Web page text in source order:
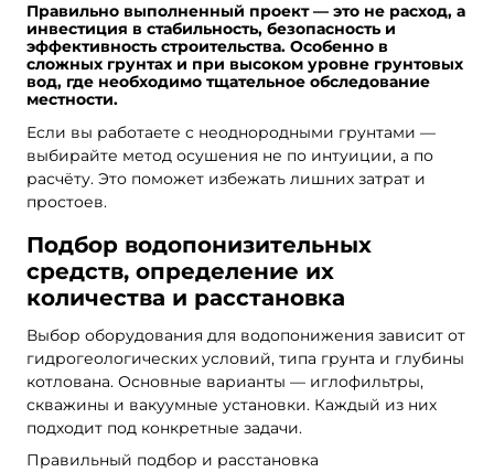
Правильно выполненный проект — это не расход, а
инвестиция в стабильность, безопасность и
эффективность строительства. Особенно в
сложных грунтах и при высоком уровне грунтовых
вод, где необходимо тщательное обследование
местности.
Если вы работаете с неоднородными грунтами —
выбирайте метод осушения не по интуиции, а по
расчёту. Это поможет избежать лишних затрат и
простоев.
Подбор водопонизительных
средств, определение их
количества и расстановка
Выбор оборудования для водопонижения зависит от
гидрогеологических условий, типа грунта и глубины
котлована. Основные варианты — иглофильтры,
скважины и вакуумные установки. Каждый из них
подходит под конкретные задачи.
Правильный подбор и расстановка